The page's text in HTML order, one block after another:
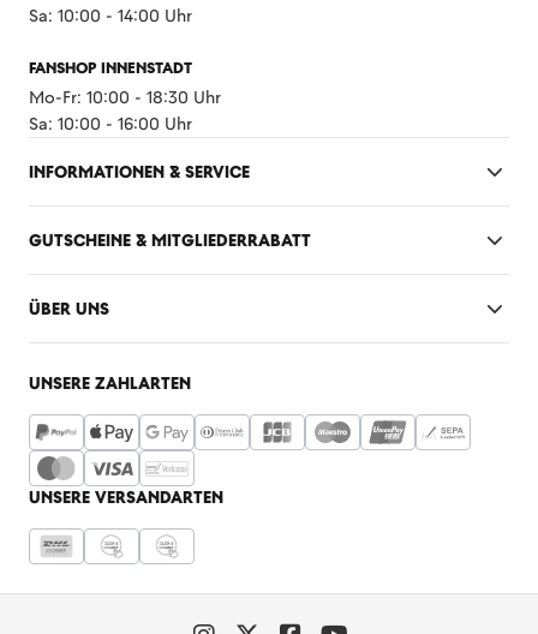
Sa: 10:00 - 14:00 Uhr
FANSHOP INNENSTADT
Mo-Fr: 10:00 - 18:30 Uhr
Sa: 10:00 - 16:00 Uhr
INFORMATIONEN & SERVICE
GUTSCHEINE & MITGLIEDERRABATT
ÜBER UNS
UNSERE ZAHLARTEN
UNSERE VERSANDARTEN